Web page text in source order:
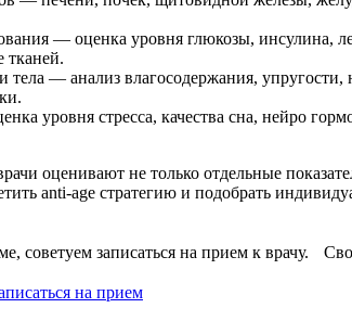
— оценка уровня глюкозы, инсулина,
тканей.
тела — анализ влагосодержания,
уровня стресса, качества сна, нейро
оценивают не только отдельные
anti-age стратегию и подобрать
советуем записаться на прием к врачу.
на прием